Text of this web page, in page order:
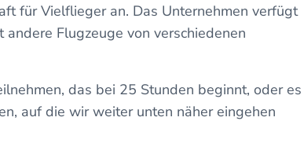
für Vielflieger an. Das Unternehmen verfügt
Flugzeuge von verschiedenen
das bei 25 Stunden beginnt, oder es
auf die wir weiter unten näher eingehen